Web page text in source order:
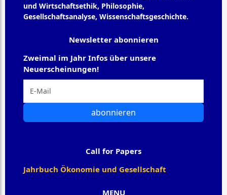
und Wirtschaftsethik, Philosophie,
Gesellschaftsanalyse, Wissenschaftsgeschichte.
MENU
Newsletter abonnieren
Zweimal im Jahr Infos über unsere
Neuerscheinungen!
abonnieren
Call for Papers
Jahrbuch Ökonomie und Gesellschaft